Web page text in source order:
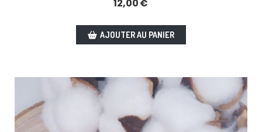
12,00€
AJOUTER AU PANIER